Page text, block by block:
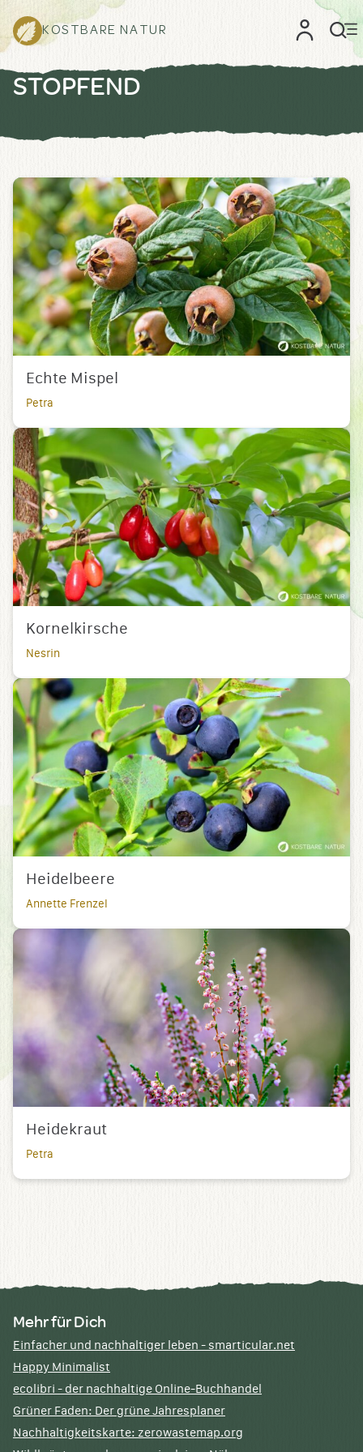
KOSTBARE NATUR
STOPFEND
Echte Mispel
Petra
Kornelkirsche
Nesrin
Heidelbeere
Annette Frenzel
Heidekraut
Petra
Mehr für Dich
Einfacher und nachhaltiger leben - smarticular.net
Happy Minimalist
ecolibri - der nachhaltige Online-Buchhandel
Grüner Faden: Der grüne Jahresplaner
Nachhaltigkeitskarte: zerowastemap.org